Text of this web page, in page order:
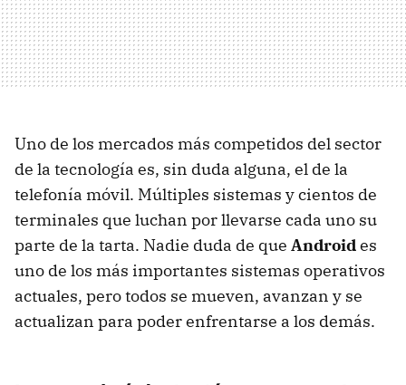
Uno de los mercados más competidos del sector
de la tecnología es, sin duda alguna, el de la
telefonía móvil. Múltiples sistemas y cientos de
terminales que luchan por llevarse cada uno su
parte de la tarta. Nadie duda de que Androides
uno de los más importantes sistemas operativos
actuales, pero todos se mueven, avanzan y se
actualizan para poder enfrentarse a los demás.